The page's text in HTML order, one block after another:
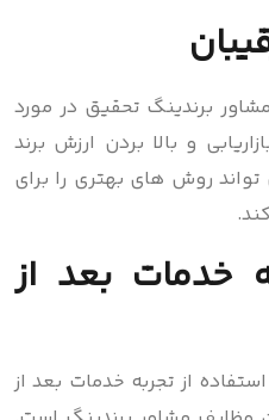
برندینگ تحقیق در مورد
و بالا بردن ارزش برند
روش های بهتری را برای
خدمات بعد از
از تجربه خدمات بعد از